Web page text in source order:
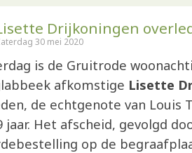
Drijkoningen
30 mei 2020
is de Gruitrode
afkomstige Lisette
de echtgenote van Louis
jaar. Het afscheid, gevolgd
op de